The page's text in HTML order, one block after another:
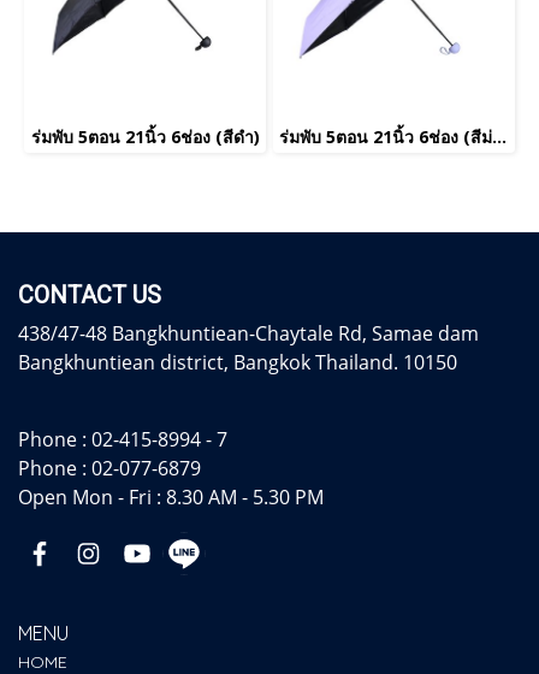
ร่มพับ 5ตอน 21นิ้ว 6ช่อง (สีดำ) ร่มพับ 5ตอน 21นิ้ว 6ช่อง (สีม่วง)
CONTACT US
438/47-48 Bangkhuntiean-Chaytale Rd, Samae dam
Bangkhuntiean district, Bangkok Thailand. 10150
Phone : 02-415-8994 - 7
Phone : 02-077-6879
Open Mon - Fri : 8.30 AM - 5.30 PM
MENU
HOME